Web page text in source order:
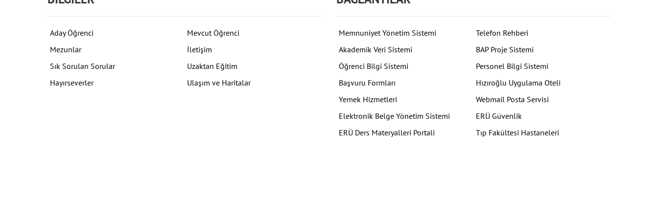
Aday Öğrenci
Mevcut Öğrenci
Mezunlar
İletişim
Sık Sorulan Sorular
Uzaktan Eğitim
Hayırseverler
Ulaşım ve Haritalar
Memnuniyet Yönetim Sistemi
Telefon Rehberi
Akademik Veri Sistemi
BAP Proje Sistemi
Öğrenci Bilgi Sistemi
Personel Bilgi Sistemi
Başvuru Formları
Hızıroğlu Uygulama Oteli
Yemek Hizmetleri
Webmail Posta Servisi
Elektronik Belge Yönetim Sistemi
ERÜ Güvenlik
ERÜ Ders Materyalleri Portali
Tıp Fakültesi Hastaneleri